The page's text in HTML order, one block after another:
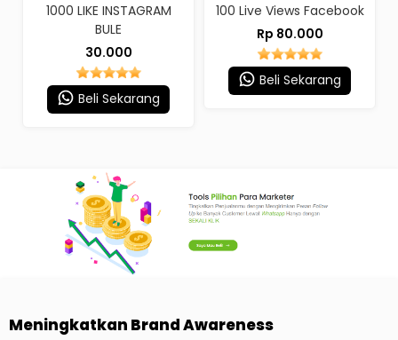
1000 LIKE INSTAGRAM
BULE
30.000
Beli Sekarang
100 Live Views Facebook
Rp 80.000
Beli Sekarang
Meningkatkan Brand Awareness